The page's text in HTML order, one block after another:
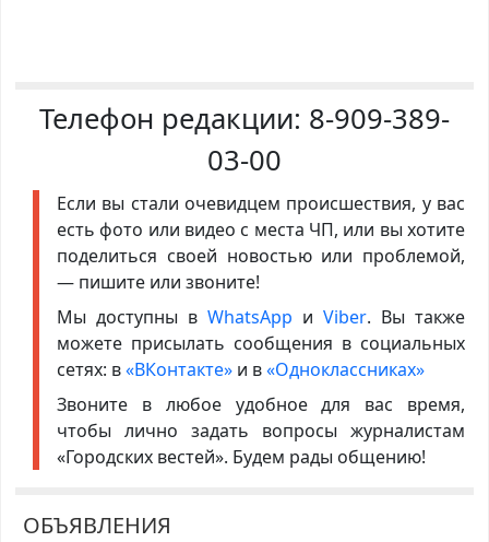
Телефон редакции: 8-909-389-
03-00
Если вы стали очевидцем происшествия, у вас
есть фото или видео с места ЧП, или вы хотите
поделиться своей новостью или проблемой,
— пишите или звоните!
Мы доступны в WhatsApp иViber. Вы также
можете присылать сообщения в социальных
сетях: в«ВКонтакте»и в«Одноклассниках»
Звоните в любое удобное для вас время,
чтобы лично задать вопросы журналистам
«Городских вестей». Будем рады общению!
ОБЪЯВЛЕНИЯ